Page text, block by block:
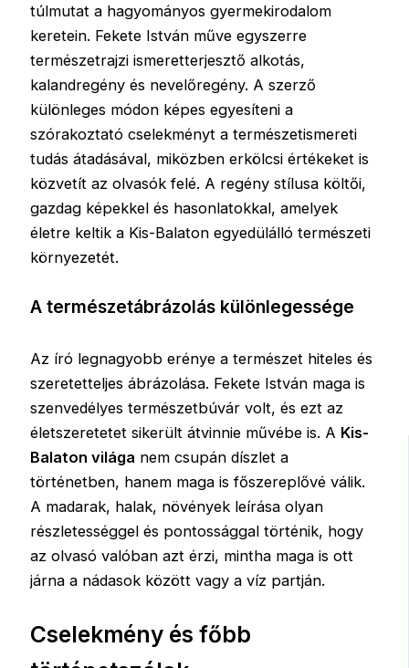
túlmutat a hagyományos gyermekirodalom
keretein. Fekete István műve egyszerre
természetrajzi ismeretterjesztő alkotás,
kalandregény és nevelőregény. A szerző
különleges módon képes egyesíteni a
szórakoztató cselekményt a természetismereti
tudás átadásával, miközben erkölcsi értékeket is
közvetít az olvasók felé. A regény stílusa költői,
gazdag képekkel és hasonlatokkal, amelyek
életre keltik a Kis-Balaton egyedülálló természeti
környezetét.
A természetábrázolás különlegessége
Az író legnagyobb erénye a természet hiteles és
szeretetteljes ábrázolása. Fekete István maga is
szenvedélyes természetbúvár volt, és ezt az
életszeretetet sikerült átvinnie művébe is. A Kis-
Balaton világa nem csupán díszlet a
történetben, hanem maga is főszereplővé válik.
A madarak, halak, növények leírása olyan
részletességgel és pontossággal történik, hogy
az olvasó valóban azt érzi, mintha maga is ott
járna a nádasok között vagy a víz partján.
Cselekmény és főbb